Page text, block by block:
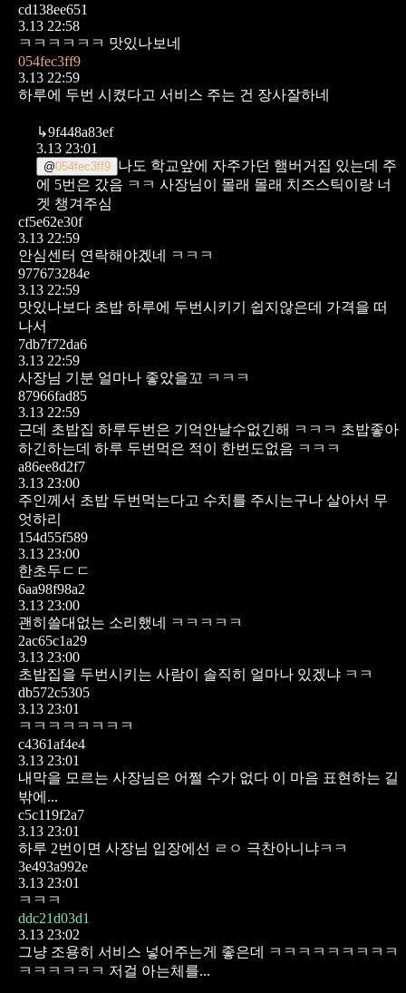
cd138ee651
3.13 22:58
ㅋㅋㅋㅋㅋㅋ 맛있나보네
054fec3ff9
3.13 22:59
하루에 두번 시켰다고 서비스 주는 건 장사잘하네
↳9f448a83ef
3.13 23:01
@054fec3ff9 나도 학교앞에 자주가던 햄버거집 있는데 주
에 5번은 갔음 ㅋㅋ 사장님이 몰래 몰래 치즈스틱이랑 너
겟 챙겨주심
cf5e62e30f
3.13 22:59
안심센터 연락해야겠네 ㅋㅋㅋ
977673284e
3.13 22:59
맛있나보다 초밥 하루에 두번시키기 쉽지않은데 가격을 떠
나서
7db7f72da6
3.13 22:59
사장님 기분 얼마나 좋았을꼬 ㅋㅋㅋ
87966fad85
3.13 22:59
근데 초밥집 하루두번은 기억안날수없긴해 ㅋㅋㅋ 초밥좋아
하긴하는데 하루 두번먹은 적이 한번도없음 ㅋㅋㅋ
a86ee8d2f7
3.13 23:00
주인께서 초밥 두번먹는다고 수치를 주시는구나 살아서 무
엇하리
154d55f589
3.13 23:00
한초두ㄷㄷ
6aa98f98a2
3.13 23:00
괜히쓸대없는 소리했네 ㅋㅋㅋㅋㅋ
2ac65c1a29
3.13 23:00
초밥집을 두번시키는 사람이 솔직히 얼마나 있겠냐 ㅋㅋ
db572c5305
3.13 23:01
ㅋㅋㅋㅋㅋㅋㅋㅋ
c4361af4e4
3.13 23:01
내막을 모르는 사장님은 어쩔 수가 없다 이 마음 표현하는 길
밖에...
c5c119f2a7
3.13 23:01
하루 2번이면 사장님 입장에선 ㄹㅇ 극찬아니냐ㅋㅋ
3e493a992e
3.13 23:01
ㅋㅋㅋ
ddc21d03d1
3.13 23:02
그냥 조용히 서비스 넣어주는게 좋은데 ㅋㅋㅋㅋㅋㅋㅋㅋㅋ
ㅋㅋㅋㅋㅋㅋ 저걸 아는체를...